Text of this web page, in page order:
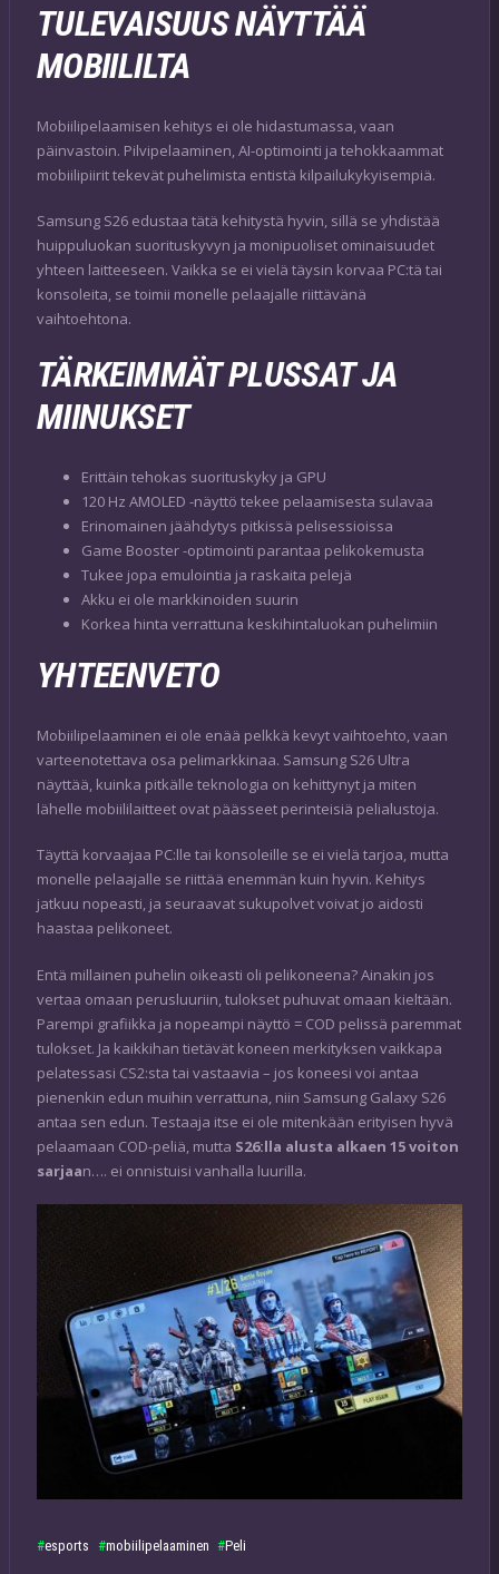
TULEVAISUUS NÄYTTÄÄ
MOBIILILTA
Mobiilipelaamisen kehitys ei ole hidastumassa, vaan
päinvastoin. Pilvipelaaminen, AI-optimointi ja tehokkaammat
mobiilipiirit tekevät puhelimista entistä kilpailukykyisempiä.
Samsung S26 edustaa tätä kehitystä hyvin, sillä se yhdistää
huippuluokan suorituskyvyn ja monipuoliset ominaisuudet
yhteen laitteeseen. Vaikka se ei vielä täysin korvaa PC:tä tai
konsoleita, se toimii monelle pelaajalle riittävänä
vaihtoehtona.
TÄRKEIMMÄT PLUSSAT JA
MIINUKSET
Erittäin tehokas suorituskyky ja GPU
120 Hz AMOLED -näyttö tekee pelaamisesta sulavaa
Erinomainen jäähdytys pitkissä pelisessioissa
Game Booster -optimointi parantaa pelikokemusta
Tukee jopa emulointia ja raskaita pelejä
Akku ei ole markkinoiden suurin
Korkea hinta verrattuna keskihintaluokan puhelimiin
YHTEENVETO
Mobiilipelaaminen ei ole enää pelkkä kevyt vaihtoehto, vaan
varteenotettava osa pelimarkkinaa. Samsung S26 Ultra
näyttää, kuinka pitkälle teknologia on kehittynyt ja miten
lähelle mobiililaitteet ovat päässeet perinteisiä pelialustoja.
Täyttä korvaajaa PC:lle tai konsoleille se ei vielä tarjoa, mutta
monelle pelaajalle se riittää enemmän kuin hyvin. Kehitys
jatkuu nopeasti, ja seuraavat sukupolvet voivat jo aidosti
haastaa pelikoneet.
Entä millainen puhelin oikeasti oli pelikoneena? Ainakin jos
vertaa omaan perusluuriin, tulokset puhuvat omaan kieltään.
Parempi grafiikka ja nopeampi näyttö = COD pelissä paremmat
tulokset. Ja kaikkihan tietävät koneen merkityksen vaikkapa
pelatessasi CS2:sta tai vastaavia – jos koneesi voi antaa
pienenkin edun muihin verrattuna, niin Samsung Galaxy S26
antaa sen edun. Testaaja itse ei ole mitenkään erityisen hyvä
pelaamaan COD-peliä, mutta S26:lla alusta alkaen 15 voiton
sarjaan…. ei onnistuisi vanhalla luurilla.
esports mobiilipelaaminen Peli